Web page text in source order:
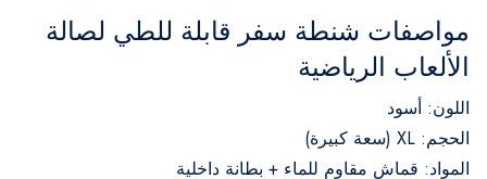
مواصفات شنطة سفر قابلة للطي لصالة
الألعاب الرياضية
اللون: أسود
الحجم: XL (سعة كبيرة)
المواد: قماش مقاوم للماء + بطانة داخلية